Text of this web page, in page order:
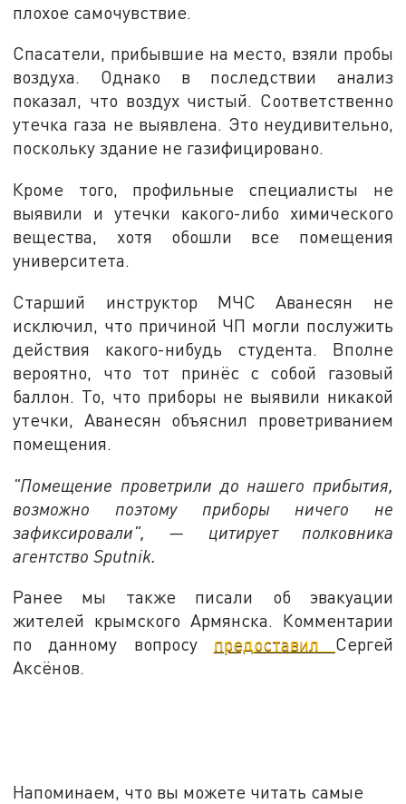
плохое самочувствие.
Спасатели, прибывшие на место, взяли пробы
воздуха. Однако в последствии анализ
показал, что воздух чистый. Соответственно
утечка газа не выявлена. Это неудивительно,
поскольку здание не газифицировано.
Кроме того, профильные специалисты не
выявили и утечки какого-либо химического
вещества, хотя обошли все помещения
университета.
Старший инструктор МЧС Аванесян не
исключил, что причиной ЧП могли послужить
действия какого-нибудь студента. Вполне
вероятно, что тот принёс с собой газовый
баллон. То, что приборы не выявили никакой
утечки, Аванесян объяснил проветриванием
помещения.
"Помещение проветрили до нашего прибытия,
возможно поэтому приборы ничего не
зафиксировали", — цитирует полковника
агентство Sputnik.
Ранее мы также писали об эвакуации
жителей крымского Армянска. Комментарии
по данному вопросу предоставил Сергей
Аксёнов.
Напоминаем, что вы можете читать самые